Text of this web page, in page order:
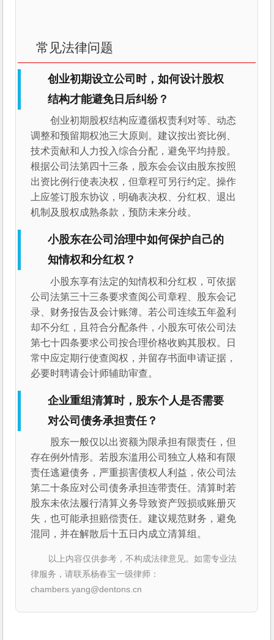
常见法律问题
创业初期设立公司时，如何设计股权
结构才能避免日后纠纷？
创业初期股权结构应遵循权责利对等、动态
调整和预留期权池三大原则。建议按出资比例、
技术贡献和人力投入综合分配，避免平均持股。
根据公司法第四十三条，股东会会议由股东按照
出资比例行使表决权，但章程可另行约定。操作
上应签订股东协议，明确表决权、分红权、退出
机制及股权成熟条款，预防未来分歧。
小股东在公司治理中如何保护自己的
知情权和分红权？
小股东享有法定的知情权和分红权，可依据
公司法第三十三条要求查阅公司章程、股东会记
录、财务报告及会计账簿。若公司连续五年盈利
却不分红，且符合分配条件，小股东可依公司法
第七十四条要求公司按合理价格收购其股权。日
常中应定期行使查阅权，并留存书面申请证据，
必要时聘请会计师辅助审查。
企业重组清算时，股东个人是否需要
对公司债务承担责任？
股东一般仅以出资额为限承担有限责任，但
存在例外情形。若股东滥用公司独立人格和有限
责任逃避债务，严重损害债权人利益，依公司法
第二十条应对公司债务承担连带责任。清算时若
股东未依法履行清算义务导致资产毁损或账册灭
失，也可能承担赔偿责任。建议规范财务，避免
混同，并在解散后十五日内成立清算组。
以上内容仅供参考，不构成法律意见。如需专业法
律服务，请联系杨春宝一级律师：
chambers.yang@dentons.cn